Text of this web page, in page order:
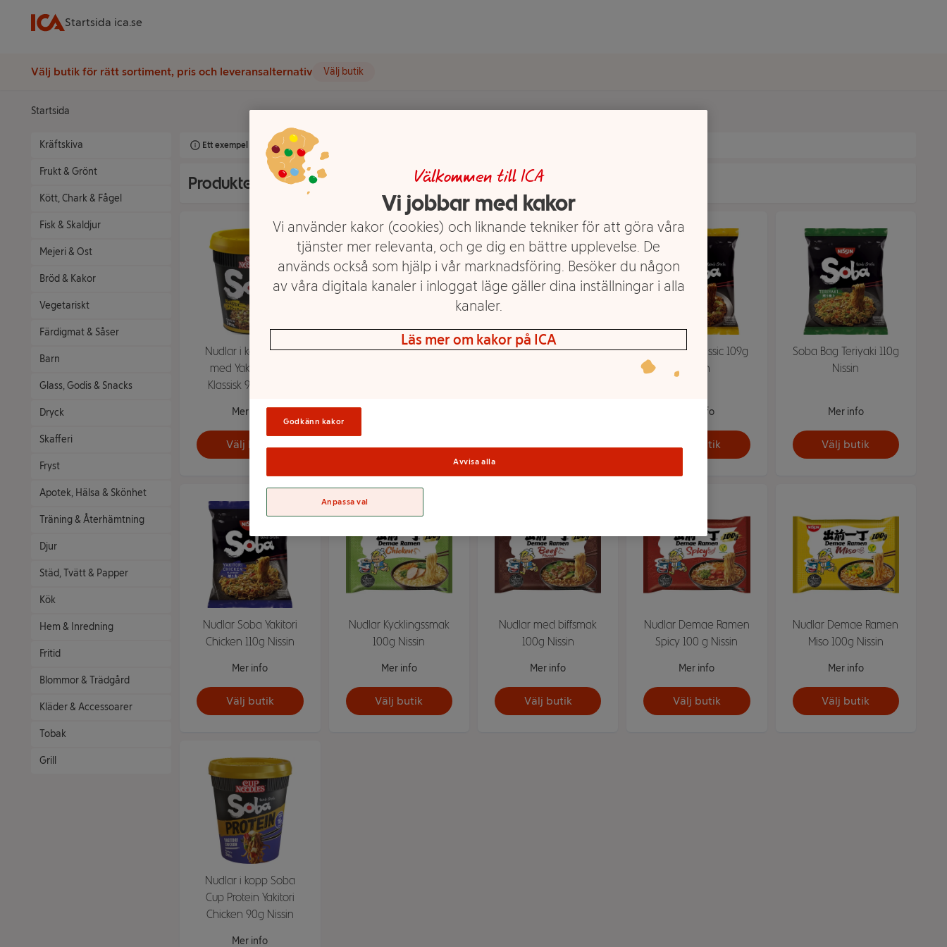
Startsida ica.se
Välj butik för rätt sortiment, pris och leveransalternativ Välj butik
Startsida
Kräftskiva
Frukt & Grönt
Kött, Chark & Fågel
Fisk & Skaldjur
Mejeri & Ost
Bröd & Kakor
Vegetariskt
Färdigmat & Såser
Barn
Glass, Godis & Snacks
Dryck
Skafferi
Fryst
Apotek, Hälsa & Skönhet
Träning & Återhämtning
Djur
Städ, Tvätt & Papper
Kök
Hem & Inredning
Fritid
Blommor & Trädgård
Kläder & Accessoarer
Tobak
Grill
Ett exempel på onlinesortiment visas.
Produkter från Nissin
Nudlar i kopp Soba
med Yakisobasås
Klassisk 90g Nissin
Mer info
Välj butik
Nudlar i kopp Soba
Välj butik
Nudlar Soba Chili 111g
Välj butik
Soba Bag Classic 109g
Nissin
Mer info
Välj butik
Soba Bag Teriyaki 110g
Nissin
Mer info
Välj butik
Nudlar Soba Yakitori
Chicken 110g Nissin
Mer info
Välj butik
Nudlar Kycklingssmak
100g Nissin
Mer info
Välj butik
Nudlar med biffsmak
100g Nissin
Mer info
Välj butik
Nudlar Demae Ramen
Spicy 100 g Nissin
Mer info
Välj butik
Nudlar Demae Ramen
Miso 100g Nissin
Mer info
Välj butik
Nudlar i kopp Soba
Cup Protein Yakitori
Chicken 90g Nissin
Mer info
Välkommen till ICA
Vi jobbar med kakor
Vi använder kakor (cookies) och liknande tekniker för att göra våra
tjänster mer relevanta, och ge dig en bättre upplevelse. De
används också som hjälp i vår marknadsföring. Besöker du någon
av våra digitala kanaler i inloggat läge gäller dina inställningar i alla
kanaler.
Läs mer om kakor på ICA
Godkänn kakor
Avvisa alla
Anpassa val